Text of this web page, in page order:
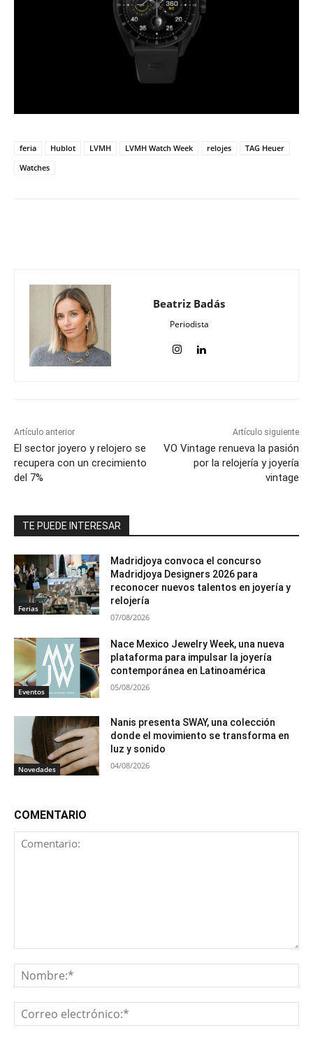
feria Hublot LVMH LVMH Watch Week relojes
TAG Heuer
Watches
Beatriz Badás
Periodista
Artículo anterior
El sector joyero y relojero se
recupera con un crecimiento
del 7%
Artículo siguiente
VO Vintage renueva la pasión
por la relojería y joyería
vintage
TE PUEDE INTERESAR
Ferias
Madridjoya convoca el concurso
Madridjoya Designers 2026 para
reconocer nuevos talentos en joyería y
relojería
07/08/2026
Eventos
Nace Mexico Jewelry Week, una nueva
plataforma para impulsar la joyería
contemporánea en Latinoamérica
05/08/2026
Novedades
Nanis presenta SWAY, una colección
donde el movimiento se transforma en
luz y sonido
04/08/2026
COMENTARIO